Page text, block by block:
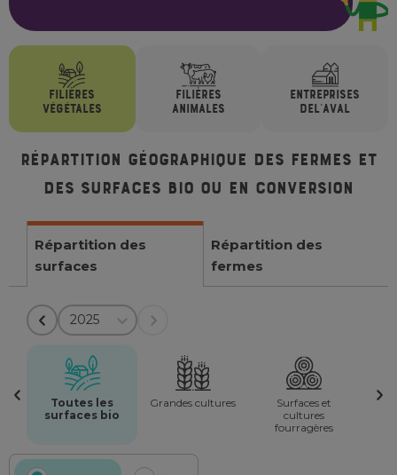
FILIÈRES
VÉGÉTALES
FILIÈRES
ANIMALES
ENTREPRISES
DEL'AVAL
Répartition géographique des fermes et
des surfaces bio ou en conversion
Répartition des
surfaces
Répartition des
fermes
2025
Toutes les
surfaces bio
Grandes cultures
Surfaces et
cultures
fourragères